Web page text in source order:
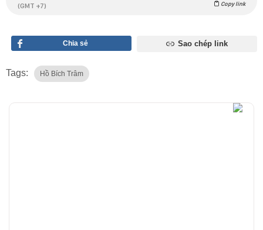
(GMT +7) Copy link
Chia sẻ Sao chép link
Tags: Hồ Bích Trâm